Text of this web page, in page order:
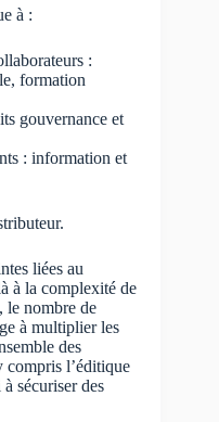
à :
:
formation
gouvernance et
: information et
liées au
à la complexité de
le nombre de
à multiplier les
des
compris l’éditique
sécuriser des